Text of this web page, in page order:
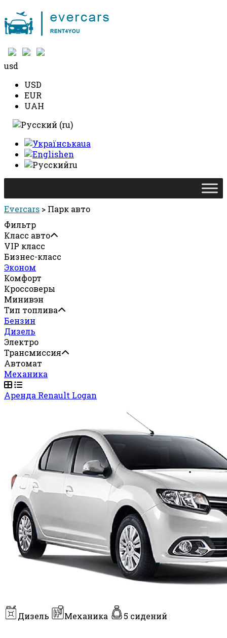
usd
USD
EUR
UAH
ua
en
ru
Evercars > Парк авто
Фильтр
Класс авто
VIP класс
Бизнес-класс
Эконом
Комфорт
Кроссоверы
Минивэн
Тип топлива
Бензин
Дизель
Электро
Трансмиссия
Автомат
Механика
Аренда Renault Logan
Дизель Механика 5 сидений